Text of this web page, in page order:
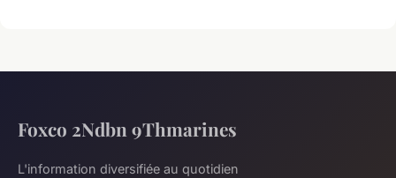
Foxco 2Ndbn 9Thmarines
L'information diversifiée au quotidien